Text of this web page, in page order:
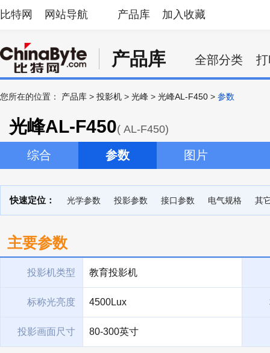
比特网 网站导航 产品库 加入收藏
产品库 全部分类
您所在的位置： 产品库 > 投影机 > 光峰 > 光峰AL-F450 > 参数
光峰AL-F450( AL-F450)
综合 参数 图片
快速定位： 光学参数 投影参数 接口参数 电气规格 其
主要参数
投影机类型 教育投影机
标称光亮度 4500Lux
投影画面尺寸 80-300英寸